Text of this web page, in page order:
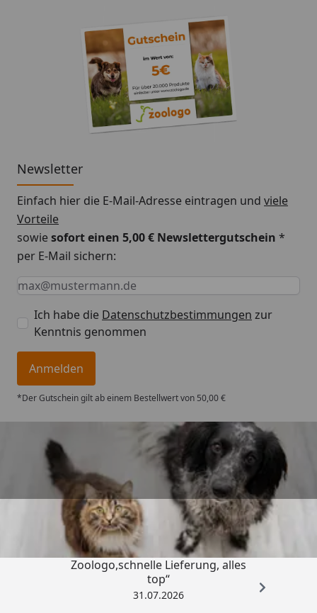
Newsletter
Einfach hier die E-Mail-Adresse eintragen und viele
Vorteile
sowiesofort einen 5,00 € Newslettergutschein *
per E-Mail sichern:
Keine Eingabe erforderlich
Eingabe erforderlich
E-Mail *
Ich habe die Datenschutzbestimmungen zur
Kenntnis genommen
Anmelden
*Der Gutschein gilt ab einem Bestellwert von 50,00 €
Trusted Shops
4,74/ 5
„Gute Erfahrung mit
Zoologo,schnelle Lieferung, alles
top“
31.07.2026